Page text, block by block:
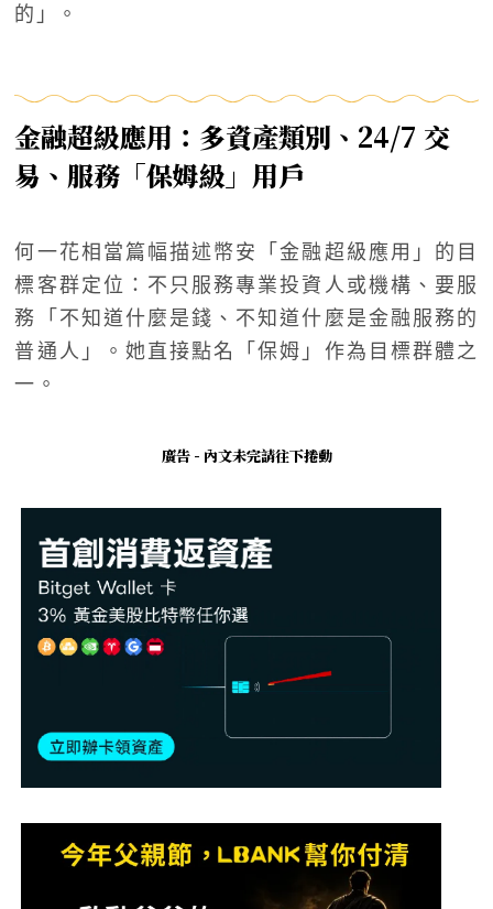
的」。
金融超級應用：多資產類別、24/7 交
易、服務「保姆級」用戶
何一花相當篇幅描述幣安「金融超級應用」的目
標客群定位：不只服務專業投資人或機構、要服
務「不知道什麼是錢、不知道什麼是金融服務的
普通人」。她直接點名「保姆」作為目標群體之
一。
廣告 - 內文未完請往下捲動